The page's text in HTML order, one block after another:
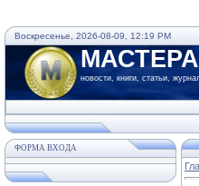
Воскресенье, 2026-08-09, 12:19 PM
новости, книги, статьи,
ФОРМА ВХОДА